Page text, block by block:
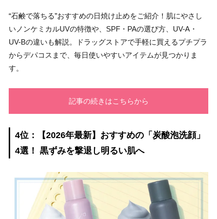
“石鹸で落ちる”おすすめの日焼け止めをご紹介！肌にやさし
いノンケミカルUVの特徴や、SPF・PAの選び方、UV-A・
UV-Bの違いも解説。ドラッグストアで手軽に買えるプチプラ
からデパコスまで、毎日使いやすいアイテムが見つかりま
す。
記事の続きはこちらから
4位：【2026年最新】おすすめの「炭酸泡洗顔」
4選！ 黒ずみを撃退し明るい肌へ